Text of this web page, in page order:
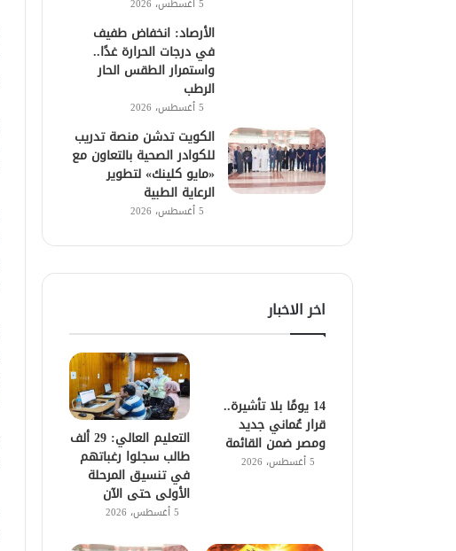
الأرصاد: انخفاض طفيف
في درجات الحرارة غدًا..
واستمرار الطقس الحار
الرطب
5 أغسطس، 2026
الكويت تدشن منصة تدريب
للكوادر الصحية بالتعاون مع
«مايو كلينك» لتطوير
الرعاية الطبية
5 أغسطس، 2026
اخر الاخبار
14 يومًا بلا تأشيرة..
قرار عُماني جديد
ومصر ضمن القائمة
5 أغسطس، 2026
التعليم العالي: 29 ألف
طالب سجلوا رغباتهم
في تنسيق المرحلة
الأولى حتى الآن
5 أغسطس، 2026